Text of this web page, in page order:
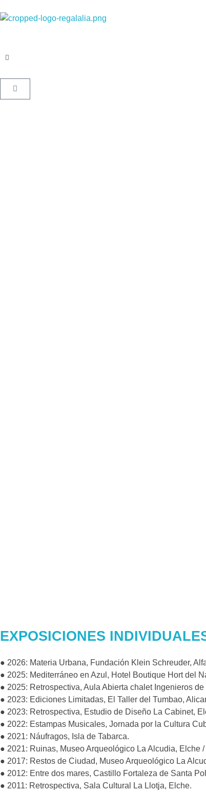
EXPOSICIONES
● 2026: Materia Urbana, Fundación Klein Schreuder,
● 2025: Mediterráneo en Azul, Hotel Boutique Hort del
● 2025: Retrospectiva, Aula Abierta chalet Ingenieros
● 2023: Ediciones Limitadas, El Taller del Tumbao,
● 2023: Retrospectiva, Estudio de Diseño La Cabinet,
● 2022: Estampas Musicales, Jornada por la Cultura
● 2021: Náufragos, Isla de Tabarca.
● 2021: Ruinas, Museo Arqueológico La Alcudia, Elche
● 2017: Restos de Ciudad, Museo Arqueológico La
● 2012: Entre dos mares, Castillo Fortaleza de Santa
● 2011: Retrospectiva, Sala Cultural La Llotja, Elche.